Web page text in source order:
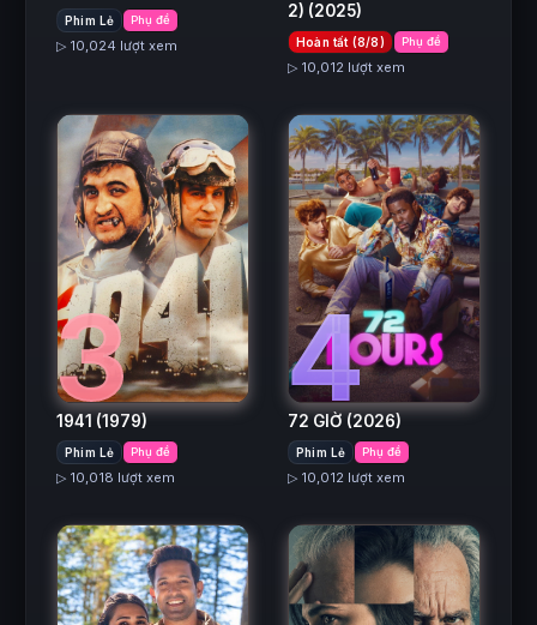
Phim Lẻ Phụ đề
▷ 10,024 lượt xem
2) (2025)
Hoàn tất (8/8) Phụ đề
▷ 10,012 lượt xem
3
1941 (1979)
Phim Lẻ Phụ đề
▷ 10,018 lượt xem
4
72 GIỜ (2026)
Phim Lẻ Phụ đề
▷ 10,012 lượt xem